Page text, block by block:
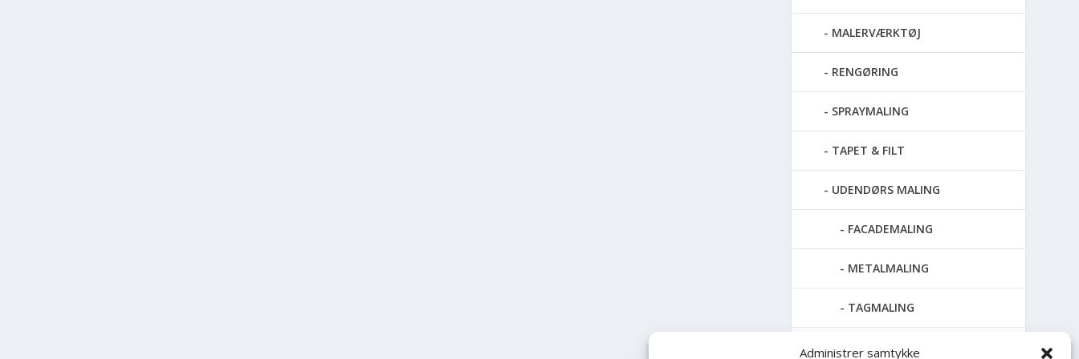
Administrer samtykke
MALERVÆRKTØJ
RENGØRING
SPRAYMALING
TAPET & FILT
UDENDØRS MALING
FACADEMALING
METALMALING
TAGMALING
TERRASSE OLIE OG RENS